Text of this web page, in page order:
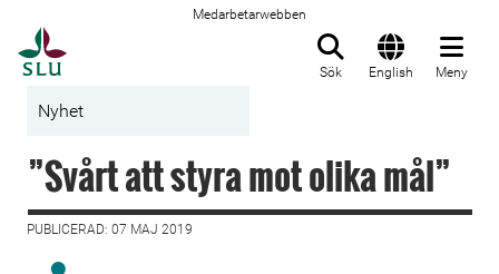
Medarbetarwebben
Sök English Meny
Nyhet
”Svårt att styra mot olika mål”
PUBLICERAD: 07 MAJ 2019